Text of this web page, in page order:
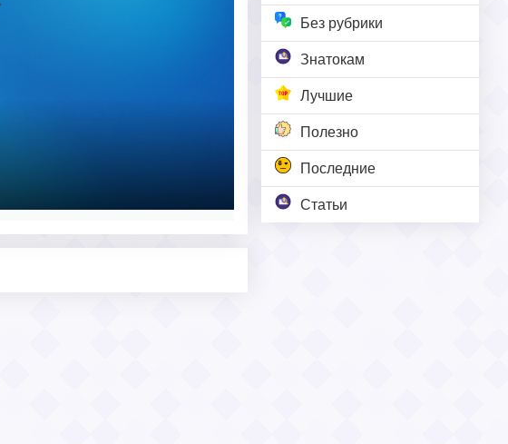
Без рубрики
Знатокам
Лучшие
Полезно
Последние
Статьи